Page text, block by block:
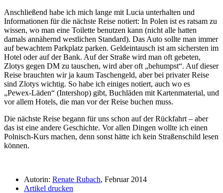
Anschließend habe ich mich lange mit Lucia unterhalten und
Informationen für die nächste Reise notiert: In Polen ist es ratsam zu
wissen, wo man eine Toilette benutzen kann (nicht alle hatten
damals annähernd westlichen Standard). Das Auto sollte man immer
auf bewachtem Parkplatz parken. Geldeintausch ist am sichersten im
Hotel oder auf der Bank. Auf der Straße wird man oft gebeten,
Zlotys gegen DM zu tauschen, wird aber oft
behumpst . Auf dieser
Reise brauchten wir ja kaum Taschengeld, aber bei privater Reise
sind Zlotys wichtig. So habe ich einiges notiert, auch wo es
Pewex-Läden
(Intershop) gibt, Buchläden mit Kartenmaterial, und
vor allem Hotels, die man vor der Reise buchen muss.
Die nächste Reise begann für uns schon auf der Rückfahrt – aber
das ist eine andere Geschichte. Vor allen Dingen wollte ich einen
Polnisch-Kurs machen, denn sonst hätte ich kein Straßenschild lesen
können.
Autorin: Renate Rubach, Februar 2014
Artikel drucken